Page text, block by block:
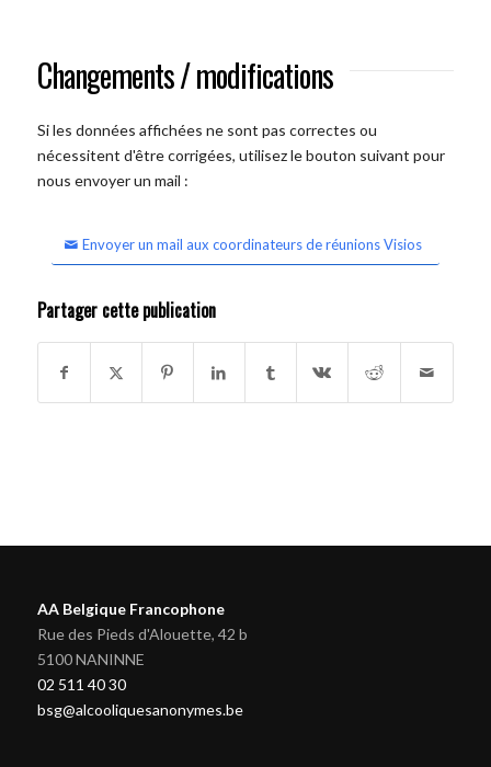
Changements / modifications
Si les données affichées ne sont pas correctes ou
nécessitent d'être corrigées, utilisez le bouton suivant pour
nous envoyer un mail :
Envoyer un mail aux coordinateurs de réunions Visios
Partager cette publication
AA Belgique Francophone
Rue des Pieds d'Alouette, 42 b
5100 NANINNE
02 511 40 30
bsg@alcooliquesanonymes.be